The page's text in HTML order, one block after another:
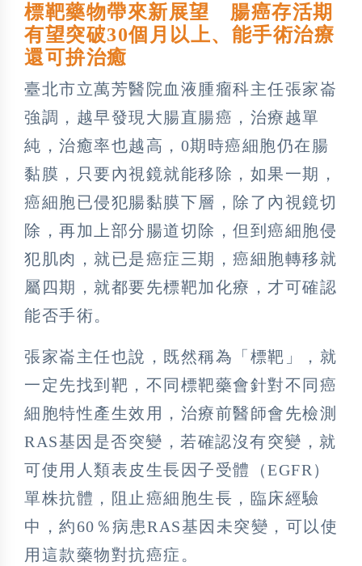
標靶藥物帶來新展望 腸癌存活期
有望突破30個月以上、能手術治療
還可拚治癒
臺北市立萬芳醫院血液腫瘤科主任張家崙
強調，越早發現大腸直腸癌，治療越單
純，治癒率也越高，0期時癌細胞仍在腸
黏膜，只要內視鏡就能移除，如果一期，
癌細胞已侵犯腸黏膜下層，除了內視鏡切
除，再加上部分腸道切除，但到癌細胞侵
犯肌肉，就已是癌症三期，癌細胞轉移就
屬四期，就都要先標靶加化療，才可確認
能否手術。
張家崙主任也說，既然稱為「標靶」，就
一定先找到靶，不同標靶藥會針對不同癌
細胞特性產生效用，治療前醫師會先檢測
RAS基因是否突變，若確認沒有突變，就
可使用人類表皮生長因子受體（EGFR）
單株抗體，阻止癌細胞生長，臨床經驗
中，約60％病患RAS基因未突變，可以使
用這款藥物對抗癌症。